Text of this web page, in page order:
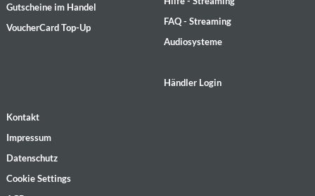
Gutscheine im Handel
VoucherCard Top-Up
FAQ - Streaming
Audiosysteme
Händler Login
Kontakt
Impressum
Datenschutz
Cookie Settings